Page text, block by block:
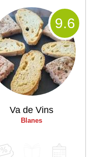
Va de Vins
Blanes
9.6